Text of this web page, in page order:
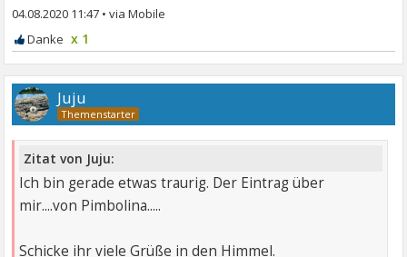
04.08.2020 11:47 •
x 1
Juju
Zitat von Juju:
Ich bin gerade etwas traurig. Der Eintrag über
mir....von Pimbolina.....
Schicke ihr viele Grüße in den Himmel.